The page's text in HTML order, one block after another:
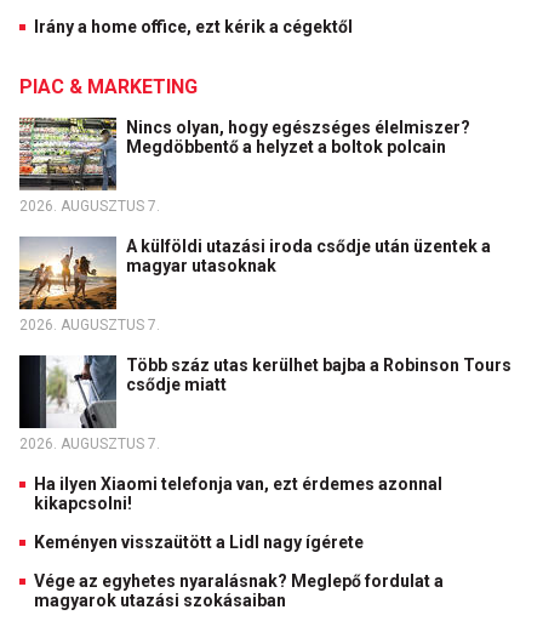
Irány a home office, ezt kérik a cégektől
PIAC & MARKETING
Nincs olyan, hogy egészséges élelmiszer?
Megdöbbentő a helyzet a boltok polcain
2026. AUGUSZTUS 7.
A külföldi utazási iroda csődje után üzentek a
magyar utasoknak
2026. AUGUSZTUS 7.
Több száz utas kerülhet bajba a Robinson Tours
csődje miatt
2026. AUGUSZTUS 7.
Ha ilyen Xiaomi telefonja van, ezt érdemes azonnal
kikapcsolni!
Keményen visszaütött a Lidl nagy ígérete
Vége az egyhetes nyaralásnak? Meglepő fordulat a
magyarok utazási szokásaiban